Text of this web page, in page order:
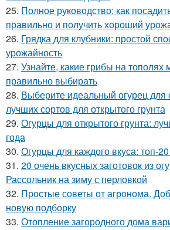
25. Полное руководство: как
правильно и получить хороший
26. Грядка для клубники: простой
урожайность
27. Узнайте, какие грибы на тополях
правильно выбирать
28. Выберите идеальный огурец для
лучших сортов для открытого грунта
29. Огурцы для открытого грунта:
года
30. Огурцы для каждого вкуса: топ-
31. 20 очень вкусных заготовок из
Рассольник на зиму с перловкой
32. Простые советы от агронома.
новую подборку
33. Отопление загородного дома